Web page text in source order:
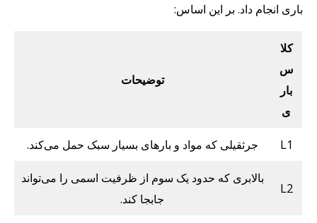
باری انجام داد. بر این اساس:
کلا
س
بار
ی
توضیحات
L1 جرثقیلی که مواد و بارهای بسیار سبک حمل می‌کند.
L2
بالابری که حدود یک سوم از ظرفیت اسمی را می‌تواند
جابجا کند.